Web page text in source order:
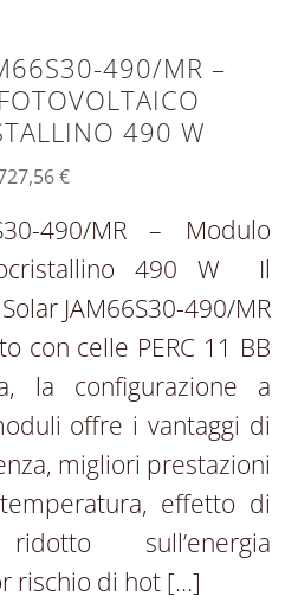
490/MR –
490 W
€
490/MR – Modulo
490 W Il
JAM66S30-490/MR
con celle PERC 11 BB
la configurazione a
offre i vantaggi di
migliori prestazioni
effetto di
sull’energia
rischio di hot […]